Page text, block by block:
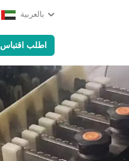
بالعربية
اطلب اقتباس